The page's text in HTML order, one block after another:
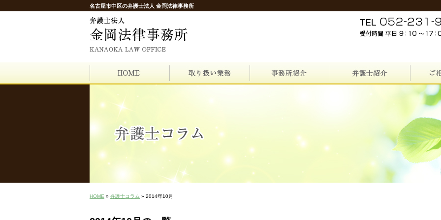
名古屋市中区の弁護士法人 金岡法律事務所
HOME » 弁護士コラム » 2014年10月